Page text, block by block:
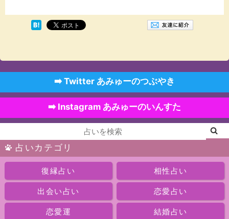
➡️ Twitter あみゅーのつぶやき
➡️ Instagram あみゅーのいんすた
占いカテゴリ
復縁占い 相性占い
出会い占い 恋愛占い
恋愛運 結婚占い